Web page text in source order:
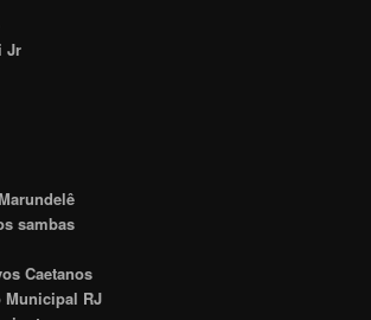
Jr
sambas
Caetanos
Municipal RJ